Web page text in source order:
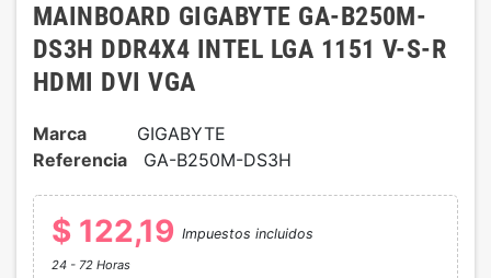
MAINBOARD GIGABYTE GA-B250M-
DS3H DDR4X4 INTEL LGA 1151 V-S-R
HDMI DVI VGA
Marca
GIGABYTE
Referencia
GA-B250M-DS3H
$ 122,19 Impuestos incluidos
24 - 72 Horas